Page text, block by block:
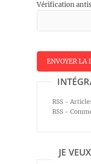
Vérification
RSS -
RSS -
JE